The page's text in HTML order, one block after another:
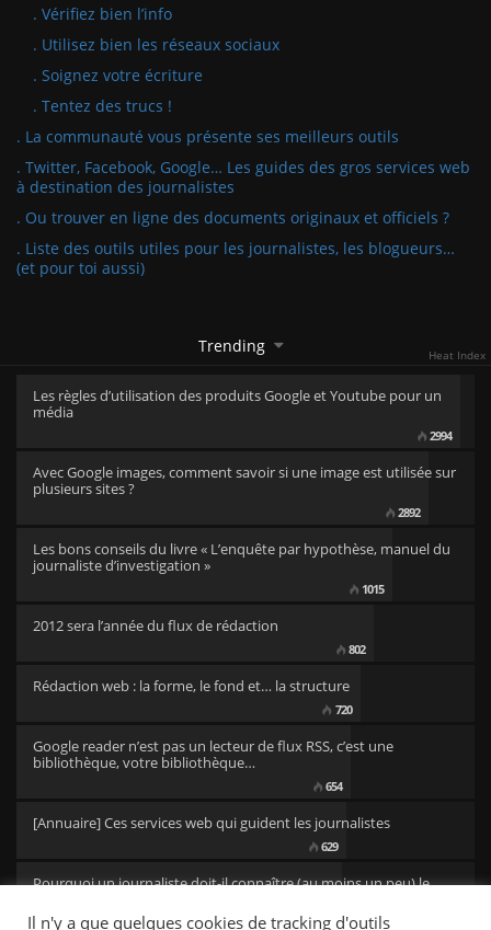
. Vérifiez bien l’info
. Utilisez bien les réseaux sociaux
. Soignez votre écriture
. Tentez des trucs !
. La communauté vous présente ses meilleurs outils
. Twitter, Facebook, Google… Les guides des gros services web
à destination des journalistes
. Ou trouver en ligne des documents originaux et officiels ?
. Liste des outils utiles pour les journalistes, les blogueurs…
(et pour toi aussi)
Trending Heat Index
Les règles d’utilisation des produits Google et Youtube pour un
média
2994
Avec Google images, comment savoir si une image est utilisée sur
plusieurs sites ?
2892
Les bons conseils du livre « L’enquête par hypothèse, manuel du
journaliste d’investigation »
1015
2012 sera l’année du flux de rédaction
802
Rédaction web : la forme, le fond et… la structure
720
Google reader n’est pas un lecteur de flux RSS, c’est une
bibliothèque, votre bibliothèque…
654
[Annuaire] Ces services web qui guident les journalistes
629
Pourquoi un journaliste doit-il connaître (au moins un peu) le
501
Il n'y a que quelques cookies de tracking d'outils